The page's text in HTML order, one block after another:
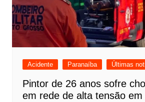
Acidente Paranaíba Últimas
Pintor de 26 anos sofre
em rede de alta tensão